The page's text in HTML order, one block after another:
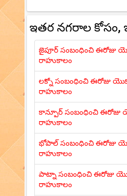
ఇతర నగరాల కోసం,
జైపూర్ సంబంధించి ఈరోజు
రాహుకాలం
లక్నో సంబంధించి ఈరోజు
రాహుకాలం
కాన్పూర్ సంబంధించి ఈరోజు
రాహుకాలం
భోపాల్ సంబంధించి ఈరోజు
రాహుకాలం
పాట్నా సంబంధించి ఈరోజు
రాహుకాలం